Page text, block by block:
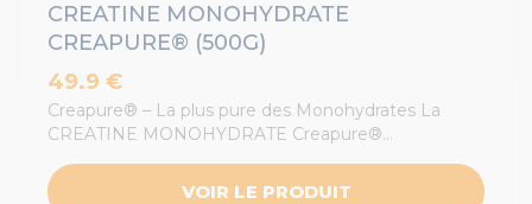
CREATINE MONOHYDRATE
CREAPURE® (500G)
49.9 €
Creapure® – La plus pure des Monohydrates La
CREATINE MONOHYDRATE Creapure®…
VOIR LE PRODUIT